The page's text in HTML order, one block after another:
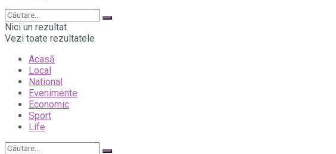
Nici un rezultat
Vezi toate rezultatele
Acasă
Local
National
Evenimente
Economic
Sport
Life